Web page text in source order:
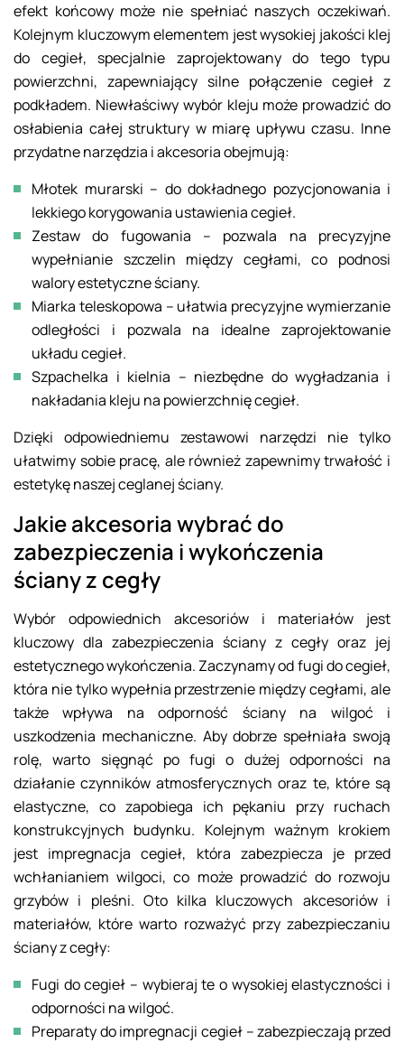
efekt końcowy może nie spełniać naszych oczekiwań.
Kolejnym kluczowym elementem jest wysokiej jakości klej
do cegieł, specjalnie zaprojektowany do tego typu
powierzchni, zapewniający silne połączenie cegieł z
podkładem. Niewłaściwy wybór kleju może prowadzić do
osłabienia całej struktury w miarę upływu czasu. Inne
przydatne narzędzia i akcesoria obejmują:
Młotek murarski – do dokładnego pozycjonowania i
lekkiego korygowania ustawienia cegieł.
Zestaw do fugowania – pozwala na precyzyjne
wypełnianie szczelin między cegłami, co podnosi
walory estetyczne ściany.
Miarka teleskopowa – ułatwia precyzyjne wymierzanie
odległości i pozwala na idealne zaprojektowanie
układu cegieł.
Szpachelka i kielnia – niezbędne do wygładzania i
nakładania kleju na powierzchnię cegieł.
Dzięki odpowiedniemu zestawowi narzędzi nie tylko
ułatwimy sobie pracę, ale również zapewnimy trwałość i
estetykę naszej ceglanej ściany.
Jakie akcesoria wybrać do
zabezpieczenia i wykończenia
ściany z cegły
Wybór odpowiednich akcesoriów i materiałów jest
kluczowy dla zabezpieczenia ściany z cegły oraz jej
estetycznego wykończenia. Zaczynamy od fugi do cegieł,
która nie tylko wypełnia przestrzenie między cegłami, ale
także wpływa na odporność ściany na wilgoć i
uszkodzenia mechaniczne. Aby dobrze spełniała swoją
rolę, warto sięgnąć po fugi o dużej odporności na
działanie czynników atmosferycznych oraz te, które są
elastyczne, co zapobiega ich pękaniu przy ruchach
konstrukcyjnych budynku. Kolejnym ważnym krokiem
jest impregnacja cegieł, która zabezpiecza je przed
wchłanianiem wilgoci, co może prowadzić do rozwoju
grzybów i pleśni. Oto kilka kluczowych akcesoriów i
materiałów, które warto rozważyć przy zabezpieczaniu
ściany z cegły:
Fugi do cegieł – wybieraj te o wysokiej elastyczności i
odporności na wilgoć.
Preparaty do impregnacji cegieł – zabezpieczają przed